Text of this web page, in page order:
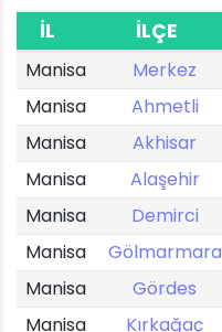
İL İLÇE
Manisa Merkez
Manisa
Ahmetli
Manisa
Akhisar
Manisa
Alaşehir
Manisa
Demirci
Manisa
Gölmarmara
Manisa
Gördes
Manisa
Kırkağaç